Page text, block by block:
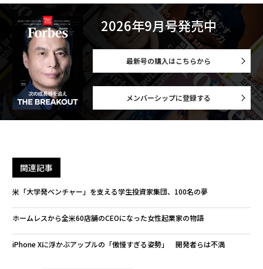
2026年9月号発売中
最新号の購入はこちらから
メンバーシップに登録する
関連記事
米「大学発ベンチャー」を支える学生投資家集団、100名の夢
ホームレスから全米60店舗のCEOになった女性起業家の物語
iPhone Xに浮かぶアップルの「傲慢すぎる姿勢」 開発者らは不満